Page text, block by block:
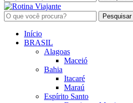
Pesquisar
Início
BRASIL
Alagoas
Maceió
Bahia
Itacaré
Maraú
Espírito Santo